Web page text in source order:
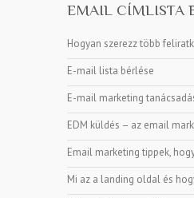
EMAIL CÍMLISTA
Hogyan szerezz több
E-mail lista bérlése
E-mail marketing
EDM küldés – az email
Email marketing tippek,
Mi az a landing oldal és